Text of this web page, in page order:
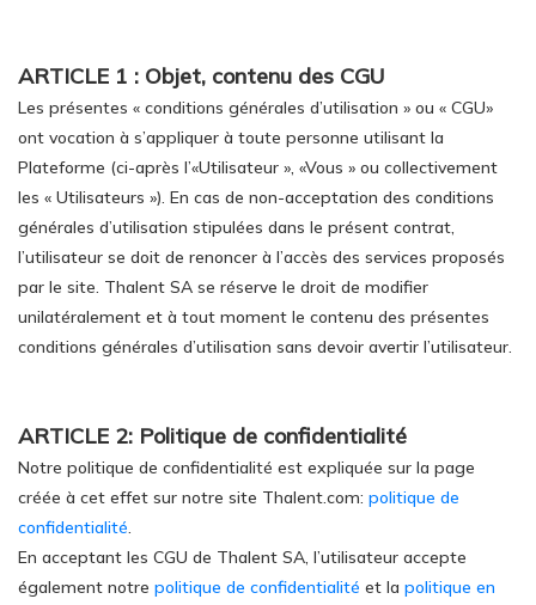
ARTICLE 1 : Objet, contenu des CGU
Les présentes « conditions générales d’utilisation » ou « CGU»
ont vocation à s’appliquer à toute personne utilisant la
Plateforme (ci-après l’«Utilisateur », «Vous » ou collectivement
les « Utilisateurs »). En cas de non-acceptation des conditions
générales d’utilisation stipulées dans le présent contrat,
l’utilisateur se doit de renoncer à l’accès des services proposés
par le site. Thalent SA se réserve le droit de modifier
unilatéralement et à tout moment le contenu des présentes
conditions générales d’utilisation sans devoir avertir l’utilisateur.
ARTICLE 2: Politique de confidentialité
Notre politique de confidentialité est expliquée sur la page
créée à cet effet sur notre site Thalent.com: politique de
confidentialité.
En acceptant les CGU de Thalent SA, l’utilisateur accepte
également notre politique de confidentialité et la politique en